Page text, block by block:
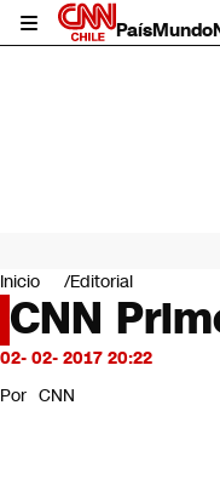
PaísMundo
Mundo
Negocios
Deportes
Programas completos
Servicios
Inicio Editorial
CNN
02- 02- 2017 20:22
Por CNN